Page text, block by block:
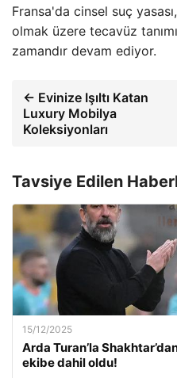
Fransa'da cinsel suç
olmak üzere tecavüz
zamandır devam ediyor.
← Evinize Işıltı Katan
Luxury Mobilya
Koleksiyonları
Tavsiye Edilen
15/12/2025
Arda Turan’la
ekibe dahil oldu!